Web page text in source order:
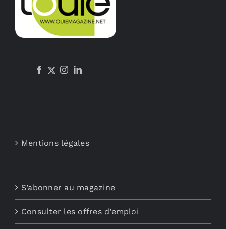
Mentions légales
S’abonner au magazine
Consulter les offres d’emploi